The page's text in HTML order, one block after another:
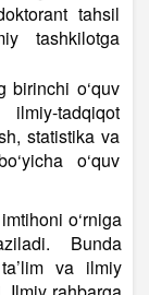
tahsil
tashkilotga
birinchi o‘quv
tadqiqot
statistika va
o‘quv
o‘rniga
Bunda
va ilmiy